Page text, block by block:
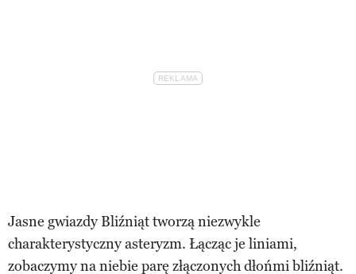
Jasne gwiazdy Bliźniąt tworzą niezwykle
charakterystyczny asteryzm. Łącząc je liniami,
zobaczymy na niebie parę złączonych dłońmi bliźniąt.